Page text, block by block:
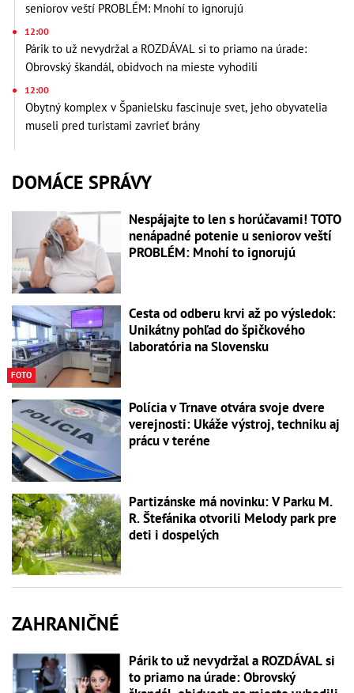
seniorov veští PROBLÉM: Mnohí to ignorujú
12:00
Párik to už nevydržal a ROZDÁVAL si to priamo na úrade:
Obrovský škandál, obidvoch na mieste vyhodili
12:00
Obytný komplex v Španielsku fascinuje svet, jeho obyvatelia
museli pred turistami zavrieť brány
DOMÁCE SPRÁVY
Nespájajte to len s horúčavami! TOTO
nenápadné potenie u seniorov veští
PROBLÉM: Mnohí to ignorujú
FOTO
Cesta od odberu krvi až po výsledok:
Unikátny pohľad do špičkového
laboratória na Slovensku
Polícia v Trnave otvára svoje dvere
verejnosti: Ukáže výstroj, techniku aj
prácu v teréne
Partizánske má novinku: V Parku M.
R. Štefánika otvorili Melody park pre
deti i dospelých
ZAHRANIČNÉ
Párik to už nevydržal a ROZDÁVAL si
to priamo na úrade: Obrovský